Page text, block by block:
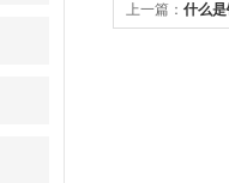
上一篇： 什么